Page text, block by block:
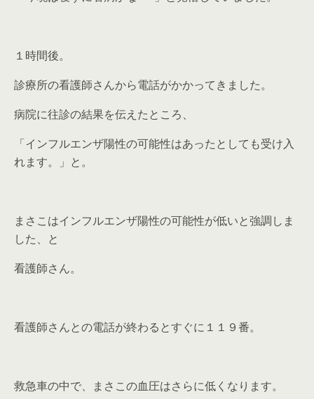
１時間後。
診療所の看護師さんから電話がかかってきました。
病院に往診の結果を伝えたところ、
「インフルエンザ陽性の可能性はあったとしても受け入
れます。」と。
まさこはインフルエンザ陽性の可能性が低いと強調しま
した、と
看護師さん。
看護師さんとの電話が終わるとすぐに１１９番。
救急車の中で、まさこの血圧はさらに低くなります。